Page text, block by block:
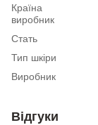
Країна
виробник
Стать
Тип шкіри
Виробник
Відгуки